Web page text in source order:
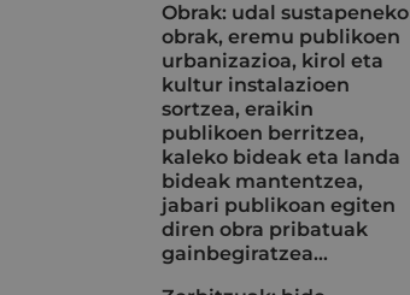
Obrak: udal sustapeneko
obrak, eremu publikoen
urbanizazioa, kirol eta
kultur instalazioen
sortzea, eraikin
publikoen berritzea,
kaleko bideak eta landa
bideak mantentzea,
jabari publikoan egiten
diren obra pribatuak
gainbegiratzea…